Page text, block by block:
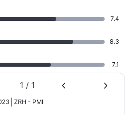
7.4
8.3
7.1
1 / 1
ZRH - PMI